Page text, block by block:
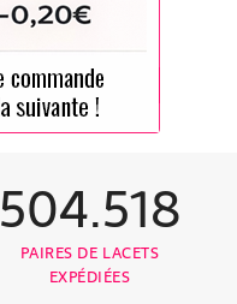
504.518
PAIRES DE LACETS
EXPÉDIÉES